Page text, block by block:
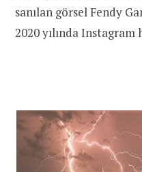
sanılan görsel Fendy
2020 yılında Instagram